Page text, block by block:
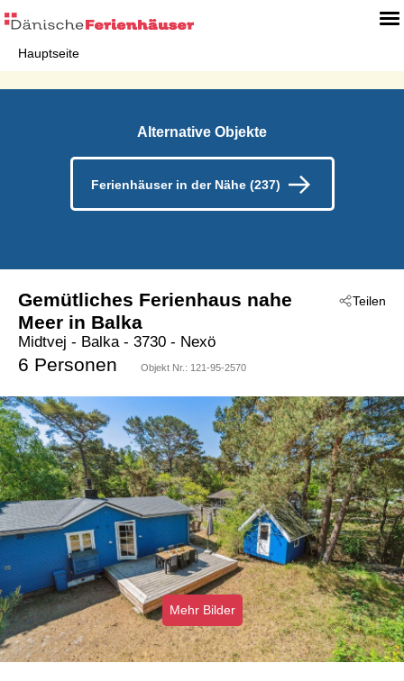
Hauptseite
Alternative Objekte
Ferienhäuser in der Nähe (237)
Teilen
Gemütliches Ferienhaus nahe
Meer in Balka
Midtvej - Balka - 3730 - Nexö
6 Personen Objekt Nr.: 121-95-2570
Mehr Bilder